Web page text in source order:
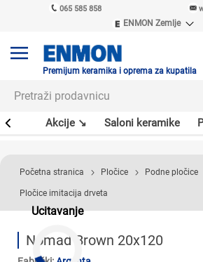
065 585 858
ENMON Zemlje
ENMON MKD
Premijum keramika i oprema za kupatila
Akcije ↘ Saloni keramike
Ucitavanje
Početna stranica Pločice Podne pločice
Pločice imitacija drveta
Nomad Brown 20x120